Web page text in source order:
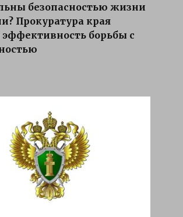
безопасностью жизни
Прокуратура края
борьбы с